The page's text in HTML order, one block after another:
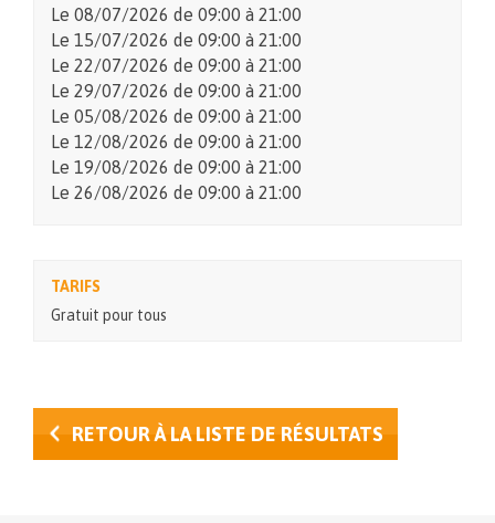
Le 08/07/2026 de 09:00 à 21:00
Le 15/07/2026 de 09:00 à 21:00
Le 22/07/2026 de 09:00 à 21:00
Le 29/07/2026 de 09:00 à 21:00
Le 05/08/2026 de 09:00 à 21:00
Le 12/08/2026 de 09:00 à 21:00
Le 19/08/2026 de 09:00 à 21:00
Le 26/08/2026 de 09:00 à 21:00
TARIFS
Gratuit pour tous
RETOUR À LA LISTE DE RÉSULTATS